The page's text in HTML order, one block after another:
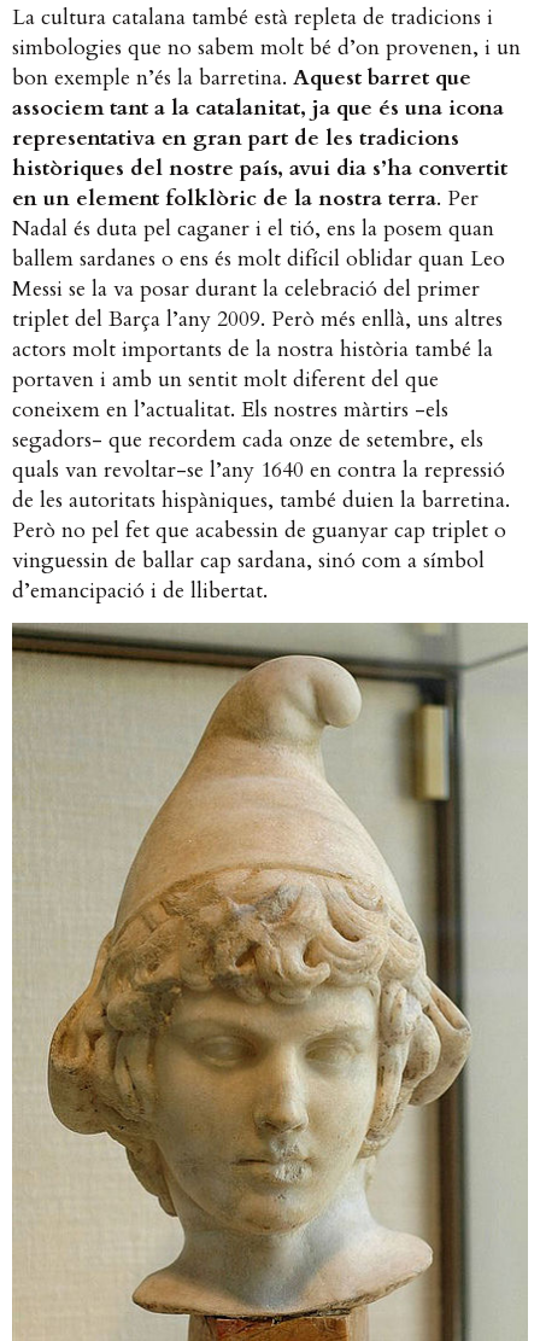
La cultura catalana també està repleta de tradicions i
simbologies que no sabem molt bé d’on provenen, i un
bon exemple n’és la barretina. Aquest barret que
associem tant a la catalanitat, ja que és una icona
representativa en gran part de les tradicions
històriques del nostre país, avui dia s’ha convertit
en un element folklòric de la nostra terra. Per
Nadal és duta pel caganer i el tió, ens la posem quan
ballem sardanes o ens és molt difícil oblidar quan Leo
Messi se la va posar durant la celebració del primer
triplet del Barça l’any 2009. Però més enllà, uns altres
actors molt importants de la nostra història també la
portaven i amb un sentit molt diferent del que
coneixem en l’actualitat. Els nostres màrtirs -els
segadors- que recordem cada onze de setembre, els
quals van revoltar-se l’any 1640 en contra la repressió
de les autoritats hispàniques, també duien la barretina.
Però no pel fet que acabessin de guanyar cap triplet o
vinguessin de ballar cap sardana, sinó com a símbol
d’emancipació i de llibertat.